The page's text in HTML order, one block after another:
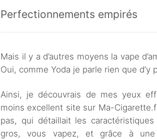
Perfectionnements empirés
Mais il y a d’autres moyens la vape
Oui, comme Yoda je parle rien que d’y
Ainsi, je découvrais de mes yeux
moins excellent site sur Ma-
pas, qui détaillait les caractéristiques
gros, vous vapez, et grâce à